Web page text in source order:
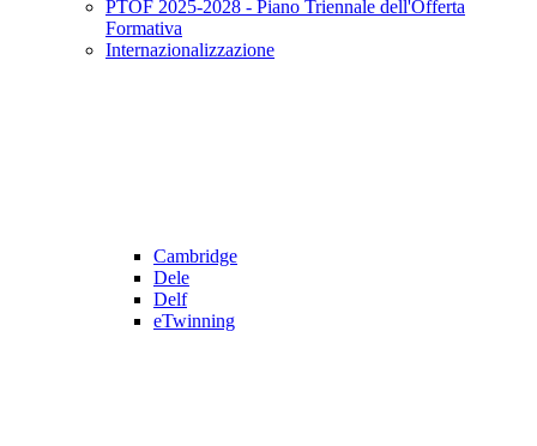
PTOF 2025-2028 - Piano Triennale dell'Offerta
Formativa
Internazionalizzazione
Cambridge
Dele
Delf
eTwinning